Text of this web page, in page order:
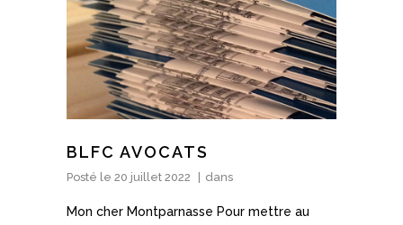
BLFC AVOCATS
Posté le 20 juillet 2022 dans
Mon cher Montparnasse Pour mettre au